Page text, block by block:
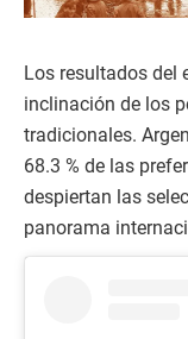
Los resultados del
inclinación de los
tradicionales.
68.3 % de las
despiertan las
panorama